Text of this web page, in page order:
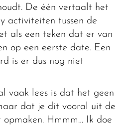
De één vertaalt het
activiteiten tussen de
als een teken dat er van
op een eerste date. Een
is er dus nog niet
vaak lees is dat het geen
dat je dit vooral uit de
Hmmm… Ik doe